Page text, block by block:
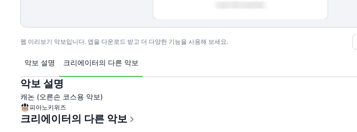
웹 미리보기 악보입니다. 앱을 다운로드 받고 더 다양한 기능을 사용해 보세요.
악보 설명 크리에이터의 다른 악보
악보 설명
캐논 (오른손 코스용 악보)
피아노키위즈
크리에이터의 다른 악보